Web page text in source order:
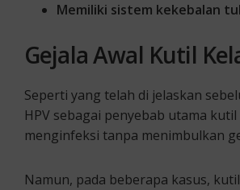
Memiliki sistem kekebalan
Gejala Awal Kutil
Seperti yang telah di jelaskan
HPV sebagai penyebab utama
menginfeksi tanpa menimbulkan
Namun, pada beberapa kasus,